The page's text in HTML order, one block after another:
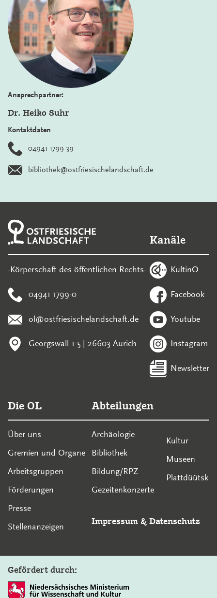
Ansprechpartner:
Dr. Heiko Suhr
Kontaktdaten
04941 1799-39
bibliothek@ostfriesischelandschaft.de
-Körperschaft des öffentlichen Rechts-
04941 1799-0
ol@ostfriesischelandschaft.de
Georgswall 1-5 | 26603 Aurich
Kanäle
KultinO
Facebook
Youtube
Instagram
Newsletter
Die OL
Über uns
Gremien und Organe
Arbeitsgruppen
Förderungen
Presse
Stellenanzeigen
Abteilungen
Archäologie
Bibliothek
Bildung/RPZ
Gezeitenkonzerte
Kultur
Museen
Plattdüütsk
Impressum & Datenschutz
Gefördert durch: